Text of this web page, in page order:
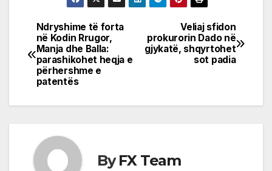
Post
navigation
Veliaj sfidon
prokurorin Dado në
gjykatë, shqyrtohet
sot padia
Ndryshime të forta
në Kodin Rrugor,
Manja dhe Balla:
parashikohet heqja e
përhershme e
patentës
ByFX Team